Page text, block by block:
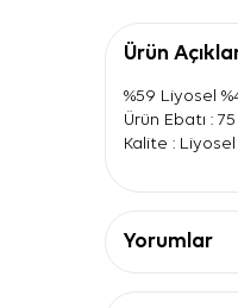
Ürün
%59 Liyosel
Ürün Ebatı :
Kalite :
Yorumlar